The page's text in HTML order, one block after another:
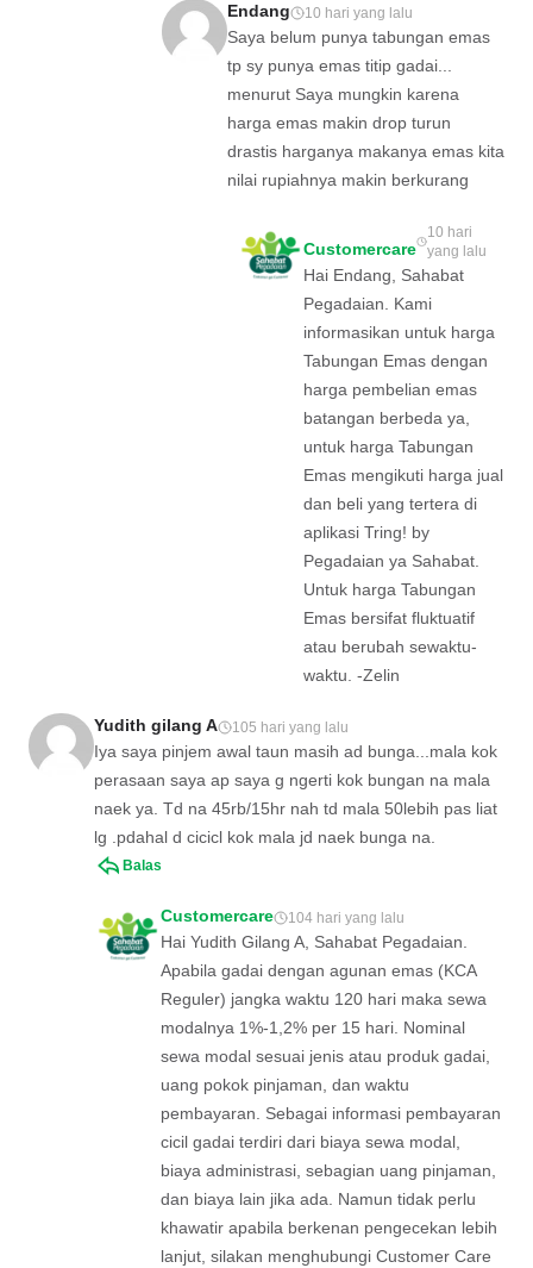
Endang 10 hari yang lalu
Saya belum punya tabungan emas
tp sy punya emas titip gadai...
menurut Saya mungkin karena
harga emas makin drop turun
drastis harganya makanya emas kita
nilai rupiahnya makin berkurang
Customercare
10 hari
yang lalu
Hai Endang, Sahabat
Pegadaian. Kami
informasikan untuk harga
Tabungan Emas dengan
harga pembelian emas
batangan berbeda ya,
untuk harga Tabungan
Emas mengikuti harga jual
dan beli yang tertera di
aplikasi Tring! by
Pegadaian ya Sahabat.
Untuk harga Tabungan
Emas bersifat fluktuatif
atau berubah sewaktu-
waktu. -Zelin
Yudith gilang A 105 hari yang lalu
Iya saya pinjem awal taun masih ad bunga...mala kok
perasaan saya ap saya g ngerti kok bungan na mala
naek ya. Td na 45rb/15hr nah td mala 50lebih pas liat
lg .pdahal d cicicl kok mala jd naek bunga na.
Balas
Customercare 104 hari yang lalu
Hai Yudith Gilang A, Sahabat Pegadaian.
Apabila gadai dengan agunan emas (KCA
Reguler) jangka waktu 120 hari maka sewa
modalnya 1%-1,2% per 15 hari. Nominal
sewa modal sesuai jenis atau produk gadai,
uang pokok pinjaman, dan waktu
pembayaran. Sebagai informasi pembayaran
cicil gadai terdiri dari biaya sewa modal,
biaya administrasi, sebagian uang pinjaman,
dan biaya lain jika ada. Namun tidak perlu
khawatir apabila berkenan pengecekan lebih
lanjut, silakan menghubungi Customer Care